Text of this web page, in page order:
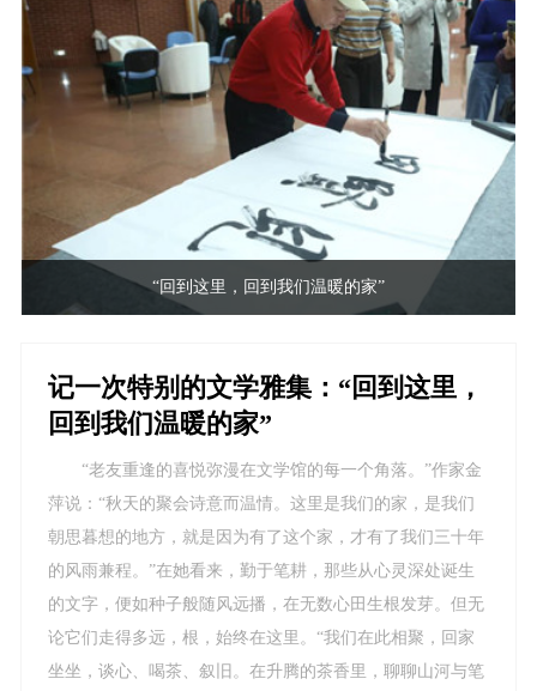
“回到这里，回到我们温暖的家”
记一次特别的文学雅集：“回到这里，
回到我们温暖的家”
“老友重逢的喜悦弥漫在文学馆的每一个角落。”作家金
萍说：“秋天的聚会诗意而温情。这里是我们的家，是我们
朝思暮想的地方，就是因为有了这个家，才有了我们三十年
的风雨兼程。”在她看来，勤于笔耕，那些从心灵深处诞生
的文字，便如种子般随风远播，在无数心田生根发芽。但无
论它们走得多远，根，始终在这里。“我们在此相聚，回家
坐坐，谈心、喝茶、叙旧。在升腾的茶香里，聊聊山河与笔